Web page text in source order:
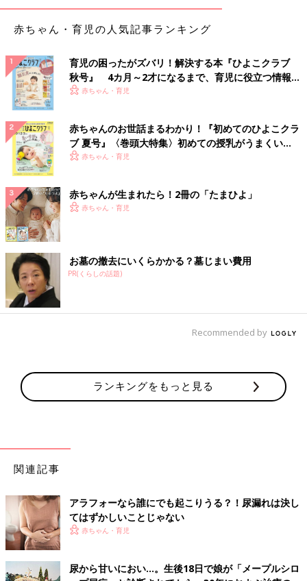
赤ちゃん・育児の人気記事ランキング
育児の困ったがズバリ！解決する本『ひよこクラブ
秋号』 4カ月～2才になるまで、育児に役立つ情報が
いっぱい！
赤ちゃん・育児
赤ちゃんのお世話まるわかり！『初めてのひよこクラ
ブ 夏号』〈巻頭大特集〉初めての授乳がうまくい
く！ おっぱい・ミルクの基本と夏のトラブル 解決テ
赤ちゃん・育児
赤ちゃんが生まれたら！2冊の「たまひよ」
赤ちゃん・育児
お墓の撤去にいくらかかる？墓じまい費用
PR(くらしの話題)
Recommended by
ランキングをもっと見る
関連記事
アラフォーなら誰にでも起こりうる？！尿漏れは決し
てはずかしいことじゃない
赤ちゃん・育児
尿から甘いにおい…。生後18日で娘が「メープルシロ